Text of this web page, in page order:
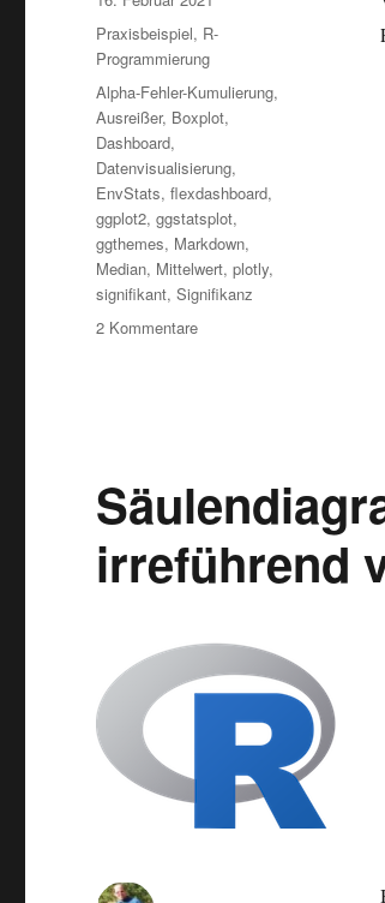
am
Kategorien
Praxisbeispiel, R-
Programmierung
Schlagwörter
Alpha-Fehler-Kumulierung,
Ausreißer, Boxplot,
Dashboard,
Datenvisualisierung,
EnvStats,flexdashboard,
ggplot2,ggstatsplot,
ggthemes, Markdown,
Median, Mittelwert,plotly,
signifikant,Signifikanz
2 Kommentarezu
und
mehr)
irreführend